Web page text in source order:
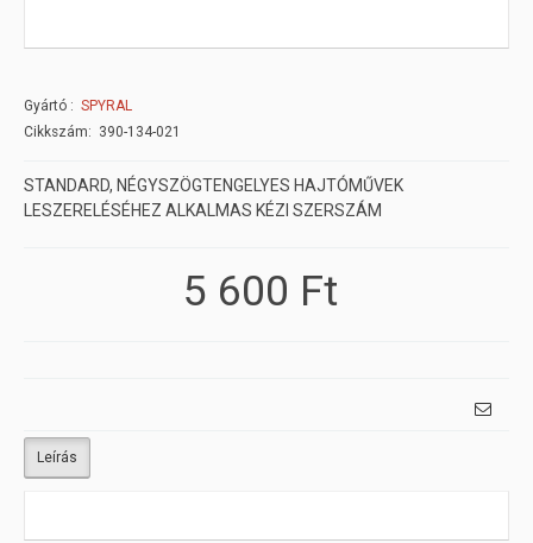
Gyártó
SPYRAL
Cikkszám: 390-134-021
STANDARD, NÉGYSZÖGTENGELYES HAJTÓMŰVEK
LESZERELÉSÉHEZ ALKALMAS KÉZI SZERSZÁM
5 600 Ft
Leírás